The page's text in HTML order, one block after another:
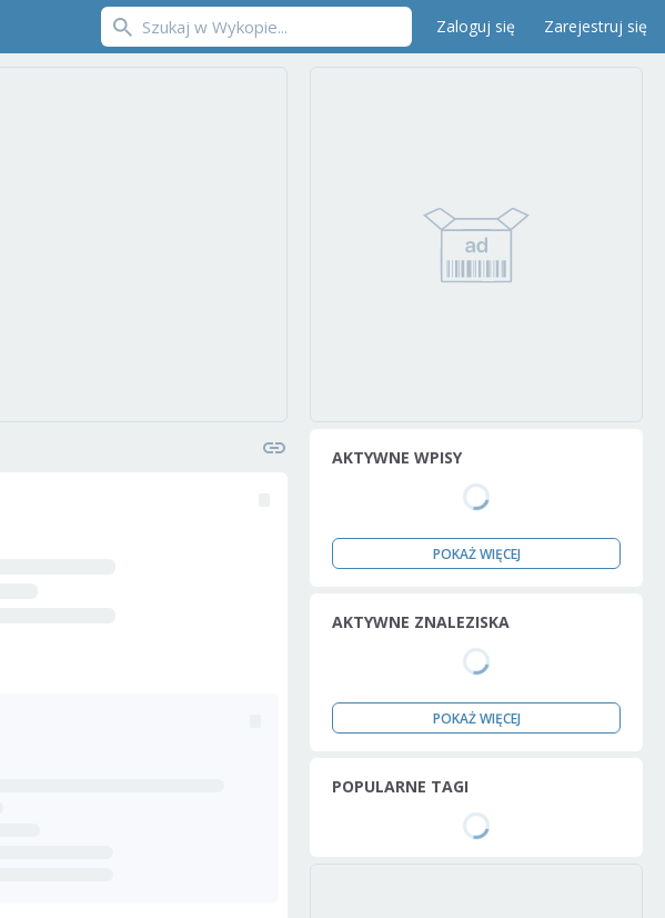
Zaloguj się Zarejestruj się
AKTYWNE WPISY
POKAŻ WIĘCEJ
AKTYWNE ZNALEZISKA
POKAŻ WIĘCEJ
POPULARNE TAGI